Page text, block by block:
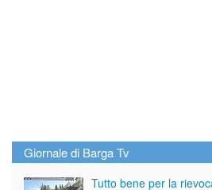
Giornale di Barga Tv
Tutto bene per la